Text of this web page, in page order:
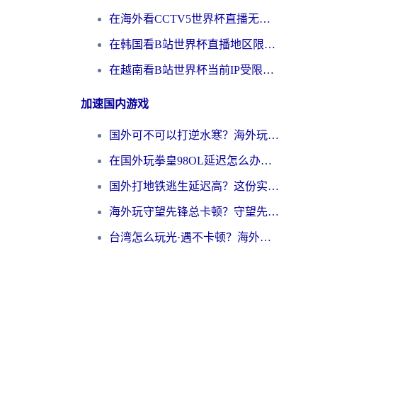
在海外看CCTV5世界杯直播无法播放？这篇指南让你和国内球迷同步呐喊
在韩国看B站世界杯直播地区限制？这篇指南让你告别“当前地区不可播放”
在越南看B站世界杯当前IP受限制？海外党体育观赛终极指南来了
加速国内游戏
国外可不可以打逆水寒？海外玩家国服畅玩终极指南（附漫威荒野乱斗加速方案）
在国外玩拳皇98OL延迟怎么办？海外党亲测有效的低延迟指南
国外打地铁逃生延迟高？这份实测有效的低延迟指南帮你吃鸡
海外玩守望先锋总卡顿？守望先锋游戏加速器在哪里买&避坑指南（附欧洲非洲游戏实测）
台湾怎么玩光·遇不卡顿？海外党国服游戏加速终极攻略（附实测体验）